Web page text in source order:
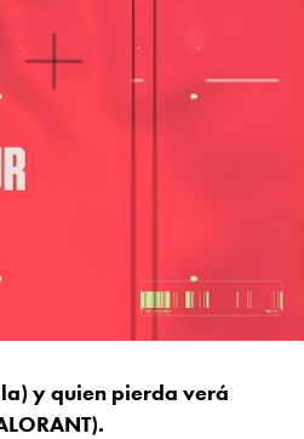
y quien pierda verá